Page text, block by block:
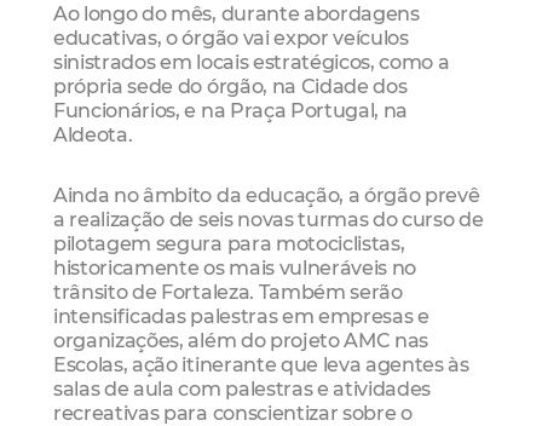
Ao longo do mês, durante abordagens
educativas, o órgão vai expor veículos
sinistrados em locais estratégicos, como a
própria sede do órgão, na Cidade dos
Funcionários, e na Praça Portugal, na
Aldeota.
Ainda no âmbito da educação, a órgão prevê
a realização de seis novas turmas do curso de
pilotagem segura para motociclistas,
historicamente os mais vulneráveis no
trânsito de Fortaleza. Também serão
intensificadas palestras em empresas e
organizações, além do projeto AMC nas
Escolas, ação itinerante que leva agentes às
salas de aula com palestras e atividades
recreativas para conscientizar sobre o